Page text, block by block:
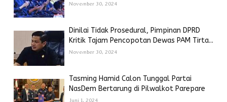
November 30, 2024
Dinilai Tidak Prosedural, Pimpinan DPRD
Kritik Tajam Pencopotan Dewas PAM Tirta...
November 30, 2024
Tasming Hamid Calon Tunggal Partai
NasDem Bertarung di Pilwalkot Parepare
Juni 1, 2024